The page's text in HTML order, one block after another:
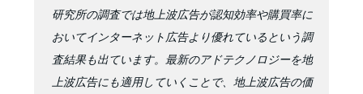
研究所の調査では地上波広告が認知効率や購買率に
おいてインターネット広告より優れているという調
査結果も出ています。最新のアドテクノロジーを地
上波広告にも適用していくことで、地上波広告の価